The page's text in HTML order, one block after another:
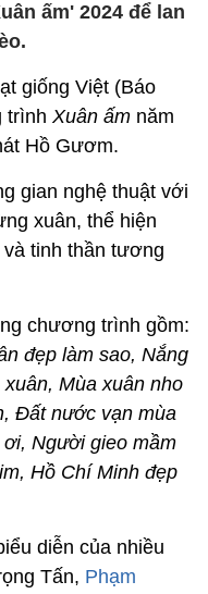
ấm' 2024 để lan
giống Việt (Báo
trình Xuân ấm năm
Hồ Gươm.
gian nghệ thuật với
xuân, thể hiện
tinh thần tương
chương trình gồm:
đẹp làm sao, Nắng
Mùa xuân nho
Đất nước vạn mùa
Người gieo mầm
Hồ Chí Minh đẹp
diễn của nhiều
Tấn, Phạm